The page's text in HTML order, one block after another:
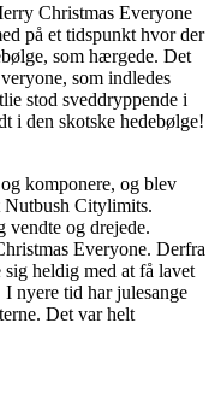
Christmas Everyone
på et tidspunkt hvor der
som hærgede. Det
som indledes
stod sveddryppende i
i den skotske hedebølge!
komponere, og blev
Nutbush Citylimits.
vendte og drejede.
Everyone. Derfra
heldig med at få lavet
nyere tid har julesange
Det var helt